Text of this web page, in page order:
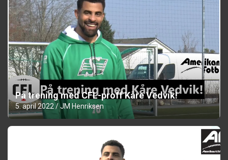
På trening med CFL-proff Kåre Vedvik!
5. april 2022 JM Henriksen